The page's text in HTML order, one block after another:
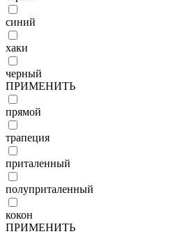
синий
хаки
черный
ПРИМЕНИТЬ
прямой
трапеция
приталенный
полуприталенный
кокон
ПРИМЕНИТЬ